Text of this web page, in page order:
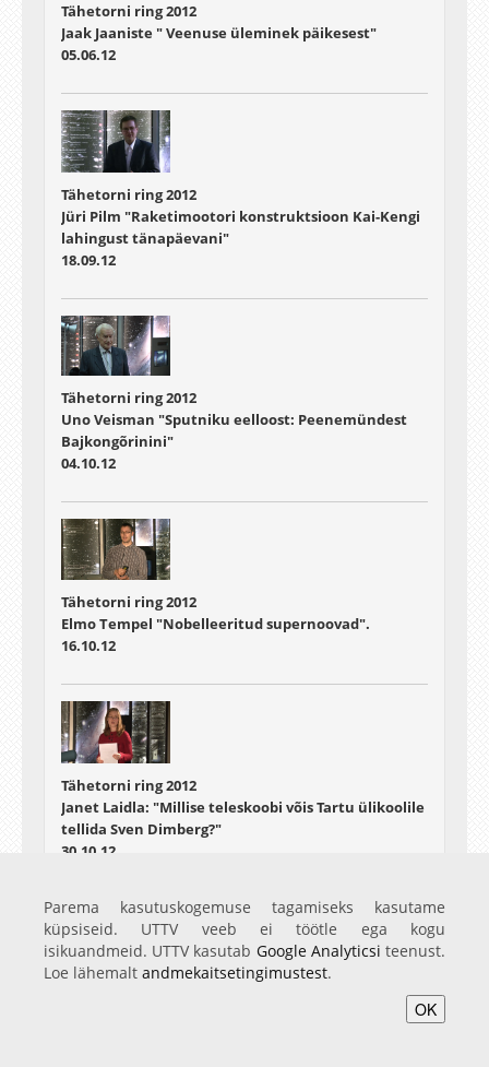
Tähetorni ring 2012
Jaak Jaaniste " Veenuse üleminek päikesest"
05.06.12
Tähetorni ring 2012
Jüri Pilm "Raketimootori konstruktsioon Kai-Kengi
lahingust tänapäevani"
18.09.12
Tähetorni ring 2012
Uno Veisman "Sputniku eelloost: Peenemündest
Bajkongõrinini"
04.10.12
Tähetorni ring 2012
Elmo Tempel "Nobelleeritud supernoovad".
16.10.12
Tähetorni ring 2012
Janet Laidla: "Millise teleskoobi võis Tartu ülikoolile
tellida Sven Dimberg?"
30.10.12
Parema kasutuskogemuse tagamiseks kasutame
küpsiseid. UTTV veeb ei töötle ega kogu
isikuandmeid. UTTV kasutab Google Analyticsi teenust.
Loe lähemalt andmekaitsetingimustest.
OK